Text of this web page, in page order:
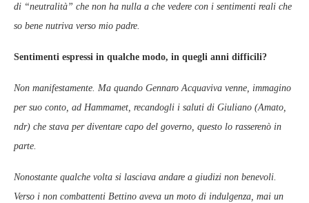
di “neutralità” che non ha nulla a che vedere con i sentimenti reali che
so bene nutriva verso mio padre.
Sentimenti espressi in qualche modo, in quegli anni difficili?
Non manifestamente. Ma quando Gennaro Acquaviva venne, immagino
per suo conto, ad Hammamet, recandogli i saluti di Giuliano (Amato,
ndr) che stava per diventare capo del governo, questo lo rasserenò in
parte.
Nonostante qualche volta si lasciava andare a giudizi non benevoli.
Verso i non combattenti Bettino aveva un moto di indulgenza, mai un